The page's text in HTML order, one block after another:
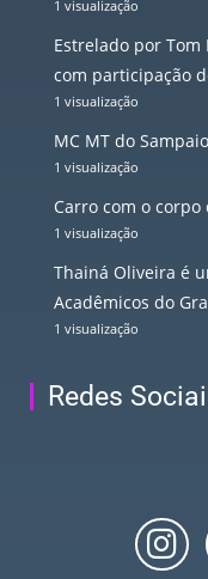
1 visualização
Estrelado por Tom
com participação
1 visualização
MC MT do
1 visualização
Carro com o
1 visualização
Thainá Oliveira é
Acadêmicos do
1 visualização
Redes